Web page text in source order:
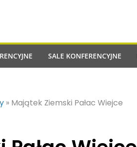
SALE KONFERENCYJNE
» Majątek Ziemski Pałac Wiejce